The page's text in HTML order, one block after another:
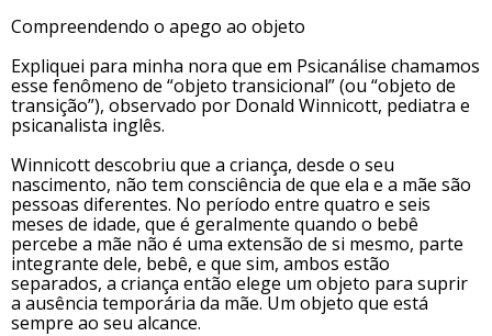
Compreendendo o apego ao objeto
Expliquei para minha nora que em Psicanálise chamamos
esse fenômeno de “objeto transicional” (ou “objeto de
transição”), observado por Donald Winnicott, pediatra e
psicanalista inglês.
Winnicott descobriu que a criança, desde o seu
nascimento, não tem consciência de que ela e a mãe são
pessoas diferentes. No período entre quatro e seis
meses de idade, que é geralmente quando o bebê
percebe a mãe não é uma extensão de si mesmo, parte
integrante dele, bebê, e que sim, ambos estão
separados, a criança então elege um objeto para suprir
a ausência temporária da mãe. Um objeto que está
sempre ao seu alcance.